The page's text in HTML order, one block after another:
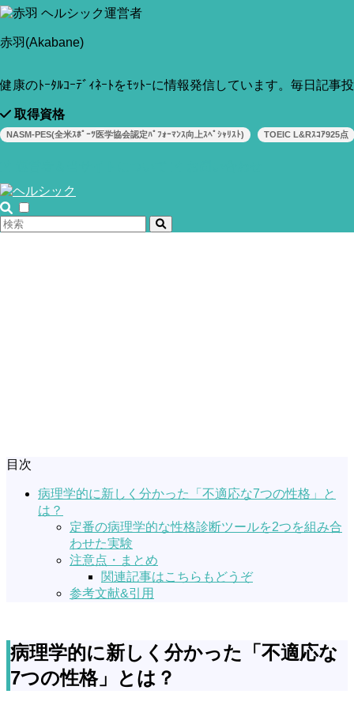
赤羽(Akabane)
健康のﾄｰﾀﾙｺｰﾃﾞｨﾈｰﾄをﾓｯﾄｰに情報発信しています。毎日記事
取得資格
NASM-PES(全米ｽﾎﾟｰﾂ医学協会認定ﾊﾟﾌｫｰﾏﾝｽ向上ｽﾍﾟｼｬﾘｽﾄ) TOEIC L&Rｽｺｱ925点
世の中には色々な性格のカテゴリがあります。有名なビッグ
ど、今に至るまで様々なモデルが提唱されています。そこで
目次
病理学的に新しく分かった「不適応な7つの性格」と
は？
定番の病理学的な性格診断ツールを2つを組み合
わせた実験
注意点・まとめ
関連記事はこちらもどうぞ
参考文献&引用
病理学的に新しく分かった「不適応な
7つの性格」とは？